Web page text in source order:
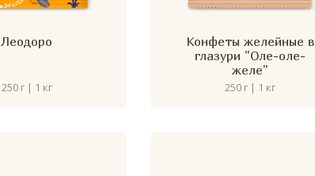
Леодоро
250 г | 1 кг
Конфеты желейные в
глазури "Оле-оле-
желе"
250 г | 1 кг